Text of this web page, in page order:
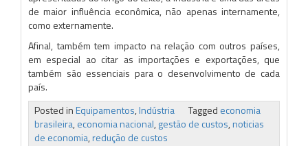
de maior influência econômica, não apenas internamente,
como externamente.
Afinal, também tem impacto na relação com outros países,
em especial ao citar as importações e exportações, que
também são essenciais para o desenvolvimento de cada
país.
Posted inEquipamentos,Indústria Tagged economia
brasileira,economia nacional,gestão de custos,noticias
de economia,redução de custos